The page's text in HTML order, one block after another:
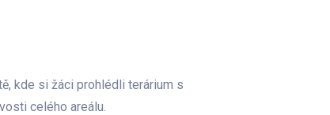
kde si žáci prohlédli terárium s
celého areálu.